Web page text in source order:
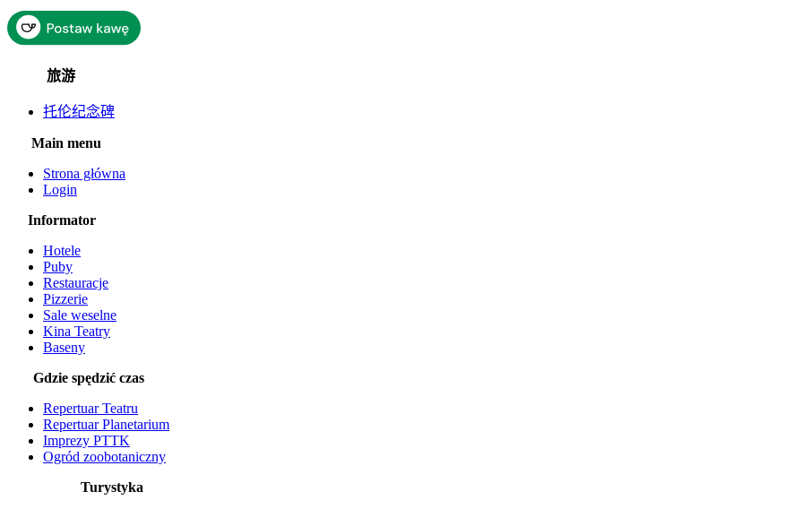
旅游
托伦纪念碑
Main menu
Strona główna
Login
Informator
Hotele
Puby
Restauracje
Pizzerie
Sale weselne
Kina Teatry
Baseny
Gdzie spędzić czas
Repertuar Teatru
Repertuar Planetarium
Imprezy PTTK
Ogród zoobotaniczny
Turystyka